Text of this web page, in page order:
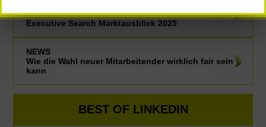
IIC-Partners Executive Search Worldwide –
Executive Search Marktausblick 2025
NEWS
Wie die Wahl neuer Mitarbeitender wirklich fair sein
kann
BEST OF LINKEDIN